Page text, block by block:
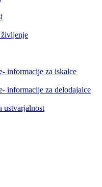
informacije za iskalce
informacije za delodajalce
ustvarjalnost